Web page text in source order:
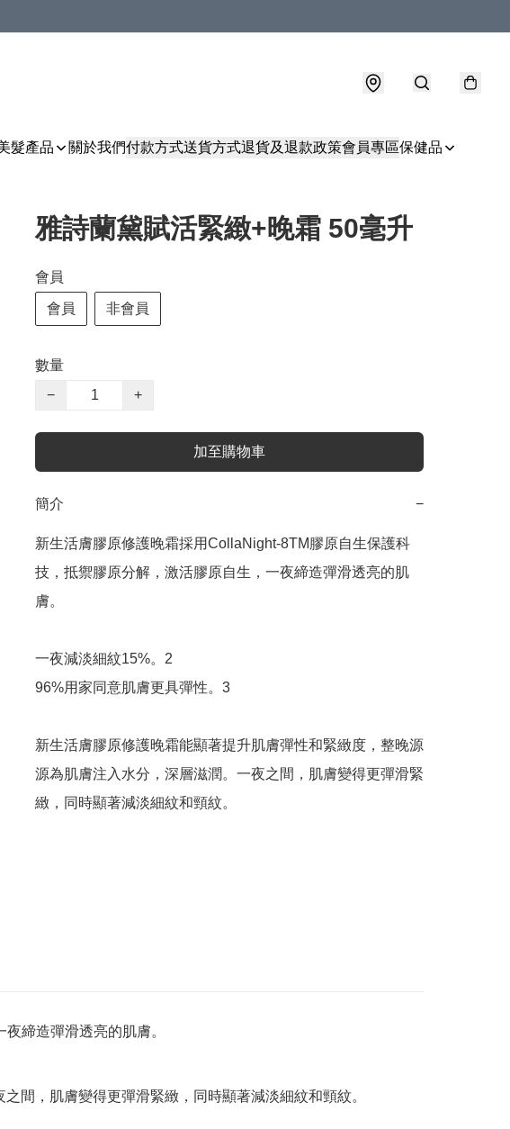
髮產品 關於我們付款方式送貨方式退貨及退款政策會員專區保健品
雅詩蘭黛賦活緊緻+晚霜 50毫升
會員
會員 非會員
數量
−
+
加至購物車
簡介 −
新生活膚膠原修護晚霜採用CollaNight-8TM膠原自生保護科
技，抵禦膠原分解，激活膠原自生，一夜締造彈滑透亮的肌
膚。
一夜減淡細紋15%。2
96%用家同意肌膚更具彈性。3
新生活膚膠原修護晚霜能顯著提升肌膚彈性和緊緻度，整晚源
源為肌膚注入水分，深層滋潤。一夜之間，肌膚變得更彈滑緊
緻，同時顯著減淡細紋和頸紋。
締造彈滑透亮的肌膚。
間，肌膚變得更彈滑緊緻，同時顯著減淡細紋和頸紋。